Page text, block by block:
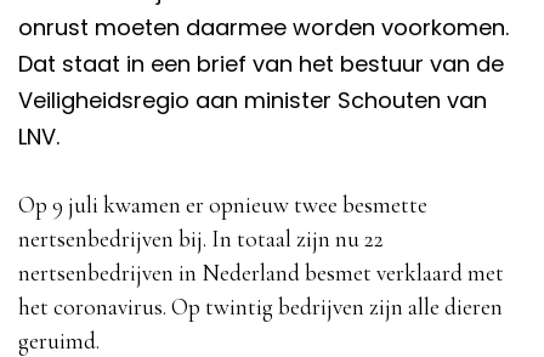
onrust moeten daarmee worden voorkomen.
Dat staat in een brief van het bestuur van de
Veiligheidsregio aan minister Schouten van
LNV.
Op 9 juli kwamen er opnieuw twee besmette
nertsenbedrijven bij. In totaal zijn nu 22
nertsenbedrijven in Nederland besmet verklaard met
het coronavirus. Op twintig bedrijven zijn alle dieren
geruimd.